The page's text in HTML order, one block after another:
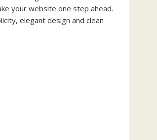
your website one step ahead.
elegant design and clean